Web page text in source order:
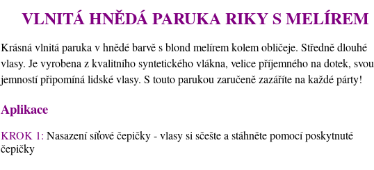
VLNITÁ HNĚDÁ PARUKA RIKY S MELÍREM
Krásná vlnitá paruka v hnědé barvě s blond melírem kolem obličeje. Středně dlouhé
vlasy. Je vyrobena z kvalitního syntetického vlákna, velice příjemného na dotek, svou
jemností připomíná lidské vlasy. S touto parukou zaručeně zazáříte na každé párty!
Aplikace
KROK 1: Nasazení síťové čepičky - vlasy si sčešte a stáhněte pomocí poskytnuté
čepičky